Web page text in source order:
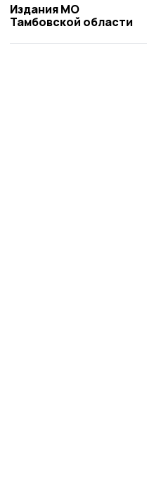
Издания МО
Тамбовской области